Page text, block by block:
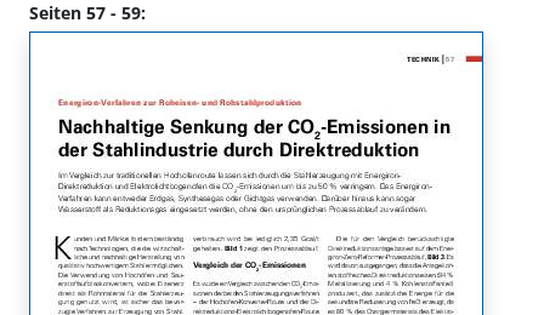
Seiten 57 - 59: